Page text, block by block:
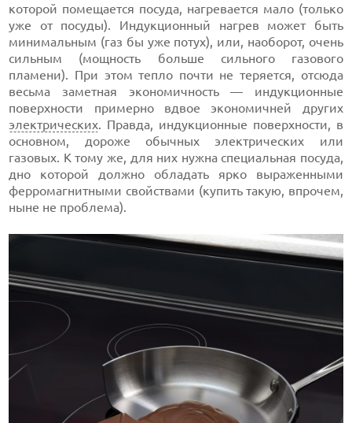
которой помещается посуда, нагревается мало (только
уже от посуды). Индукционный нагрев может быть
минимальным (газ бы уже потух), или, наоборот, очень
сильным (мощность больше сильного газового
пламени). При этом тепло почти не теряется, отсюда
весьма заметная экономичность — индукционные
поверхности примерно вдвое экономичней других
электрических. Правда, индукционные поверхности, в
основном, дороже обычных электрических или
газовых. К тому же, для них нужна специальная посуда,
дно которой должно обладать ярко выраженными
ферромагнитными свойствами (купить такую, впрочем,
ныне не проблема).